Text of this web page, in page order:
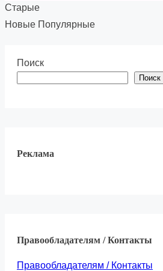
Старые
Новые Популярные
Поиск
Поиск
Реклама
Правообладателям / Контакты
Правообладателям / Контакты